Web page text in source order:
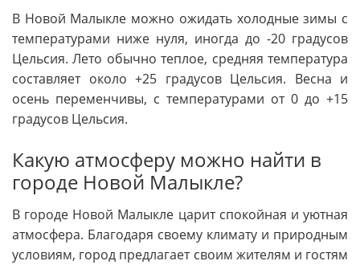
В Новой Малыкле можно ожидать холодные зимы с
температурами ниже нуля, иногда до -20 градусов
Цельсия. Лето обычно теплое, средняя температура
составляет около +25 градусов Цельсия. Весна и
осень переменчивы, с температурами от 0 до +15
градусов Цельсия.
Какую атмосферу можно найти в
городе Новой Малыкле?
В городе Новой Малыкле царит спокойная и уютная
атмосфера. Благодаря своему климату и природным
условиям, город предлагает своим жителям и гостям